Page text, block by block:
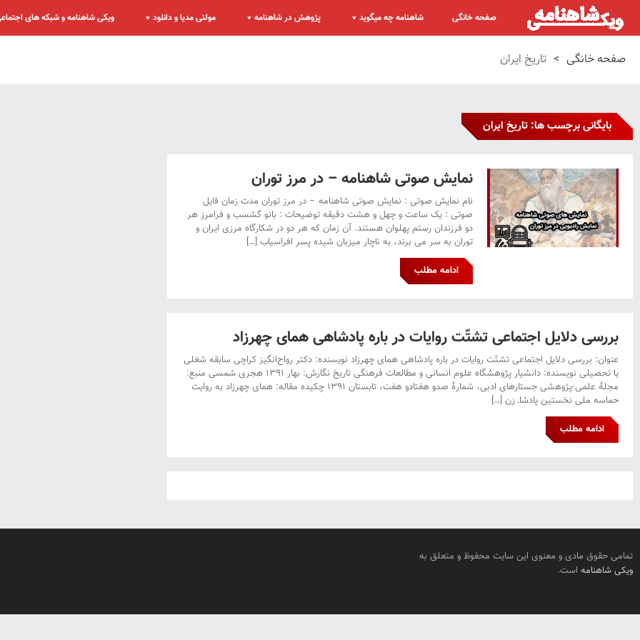
صفحه خانگی شاهنامه چه میگوید پژوهش در شاهنامه مولتی مدیا و دانلود ویکی شاهنامه و شبکه های
صفحه خانگی > تاریخ ایران
بایگانی برچسب ها: تاریخ ایران
نمایش صوتی شاهنامه – در مرز توران
نام نمایش صوتی : نمایش صوتی شاهنامه – در مرز توران مدت زمان فایل
صوتی : یک ساعت و چهل و هشت دقیقه توضیحات : بانو گشسب و فرامرز هر
دو فرزندان رستم پهلوان هستند. آن زمان که هر دو در شکارگاه مرزی ایران و
توران به سر می برند، به ناچار میزبان شیده پسر افراسیاب […]
ادامه مطلب
بررسی دلایل اجتماعی تشتّت روایات در باره پادشاهی همای چهرزاد
عنوان: بررسی دلایل اجتماعی تشتّت روایات در باره پادشاهی همای چهرزاد نویسنده: دکتر رواح‌انگیز کراچی سابقه شغلی
یا تحصیلی نویسنده: دانشیار پژوهشگاه علوم انسانی و مطالعات فرهنگی تاریخ نگارش: بهار ۱۳۹۱ هجری شمسی منبع:
مجلۀ علمی-پژوهشی جستارهای ادبی، شمارۀ صدو هفتادو هفت، تابستان ۱۳۹۱ چکیده مقاله: همای چهرزاد به روایت
حماسه ملی نخستین پادشاـ زن […]
ادامه مطلب
تمامی حقوق مادی و معنوی این سایت محفوظ و متعلق به
ویکی شاهنامه است.